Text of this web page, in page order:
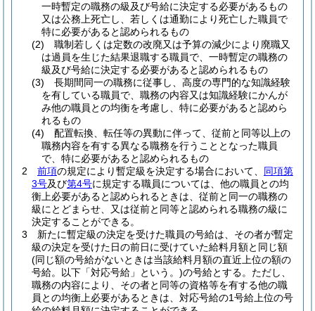
一時暫定の職務の級及び号給に決定する必要があるもの
又は公務上死亡し、若しくは通勤により死亡した職員で
特に必要があると認められるもの
(2)
職制若しくは定数の改廃又は予算の減少により廃職又
は過員を生じた結果退職する職員で、一時暫定の職務の
級及び号給に決定する必要があると認められるもの
(3)
長期間同一の職務に従事し、高度の専門的な知識経験
を有している職員で、職務の内容又は知識経験にかんが
み他の職員との均衡を考慮し、特に必要があると認めら
れるもの
(4)
配置転換、転任等の異動に伴って、従前と同等以上の
職務内容を有する異なる職務を行うこととなった職員
で、特に必要があると認められるもの
2
前項の規定により暫定級を決定する場合において、 同項第
3号及び第4号に規定する職員については、他の職員との均
衡上必要があると認められるときは、従前と同一の職務の
級にとどまらせ、又は従前と同等と認められる職務の級に
決定することができる。
3
新たに暫定級の決定を受けた職員の号給は、その者が暫定
級の決定を受けた日の前日に受けていた給料月額と同じ額
(同じ額の号給がないときは当該給料月額の直近上位の額の
号給。以下「対応号給」という。)の号給とする。 ただし、
職務の内容により、その者と同等の資格等を有する他の職
員との均衡上必要があるときは、対応号給の1号給上位の号